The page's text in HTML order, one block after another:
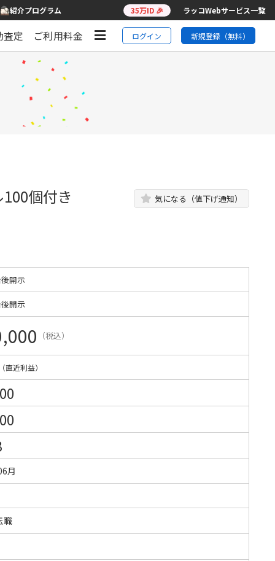
紹介プログラム 35万ID 🎉 ラッコWebサービス一覧
査定 ご利用料金 ログイン 新規登録（無料）
個付き 気になる（値下げ通知）
開示
開示
（税込）
（直近利益）
月
職